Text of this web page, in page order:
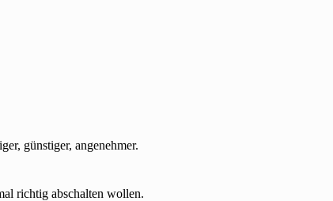
günstiger, angenehmer.
richtig abschalten wollen.